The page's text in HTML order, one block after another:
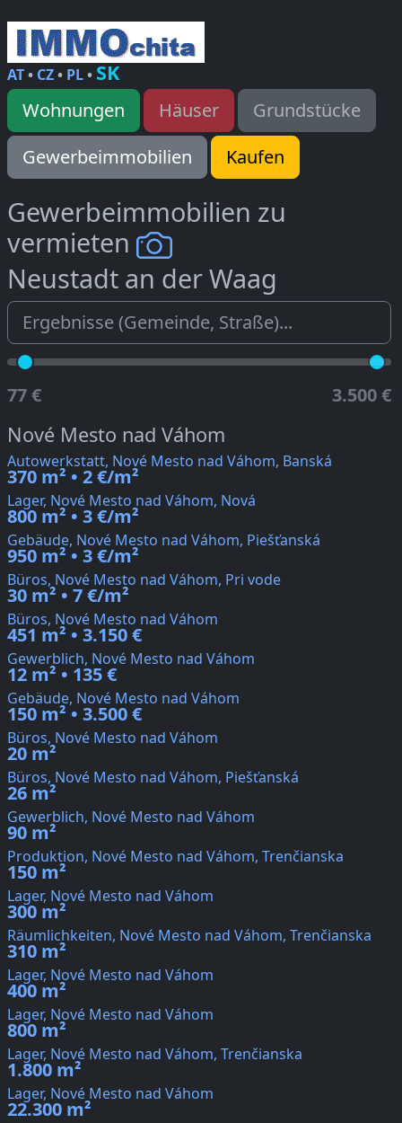
AT• CZ• PL• SK
Wohnungen Häuser
Grundstücke
Gewerbeimmobilien
Kaufen
Gewerbeimmobilien zu
vermieten
Neustadt an der Waag
77 € 3.500 €
Nové Mesto nad Váhom
Autowerkstatt, Nové Mesto nad Váhom, Banská
370 m² • 2 €/m²
Lager, Nové Mesto nad Váhom, Nová
800 m² • 3 €/m²
Gebäude, Nové Mesto nad Váhom, Piešťanská
950 m² • 3 €/m²
Büros, Nové Mesto nad Váhom, Pri vode
30 m² • 7 €/m²
Büros, Nové Mesto nad Váhom
451 m² • 3.150 €
Gewerblich, Nové Mesto nad Váhom
12 m² • 135 €
Gebäude, Nové Mesto nad Váhom
150 m² • 3.500 €
Büros, Nové Mesto nad Váhom
20 m²
Büros, Nové Mesto nad Váhom, Piešťanská
26 m²
Gewerblich, Nové Mesto nad Váhom
90 m²
Produktion, Nové Mesto nad Váhom, Trenčianska
150 m²
Lager, Nové Mesto nad Váhom
300 m²
Räumlichkeiten, Nové Mesto nad Váhom, Trenčianska
310 m²
Lager, Nové Mesto nad Váhom
400 m²
Lager, Nové Mesto nad Váhom
800 m²
Lager, Nové Mesto nad Váhom, Trenčianska
1.800 m²
Lager, Nové Mesto nad Váhom
22.300 m²